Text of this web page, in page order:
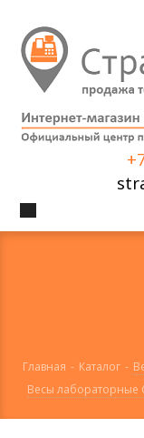
Главная - Каталог -
Весы лабораторные